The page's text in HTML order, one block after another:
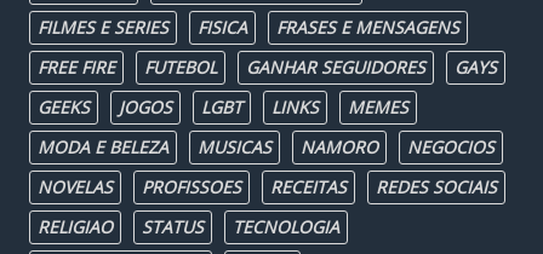
FILMES E SERIES
FISICA
FRASES E MENSAGENS
FREE FIRE
FUTEBOL GANHAR SEGUIDORES
GAYS
GEEKS
JOGOS LGBT LINKS
MEMES
MODA E BELEZA
MUSICAS NAMORO
NEGOCIOS
NOVELAS
PROFISSOES RECEITAS
REDES SOCIAIS
RELIGIAO
STATUS
TECNOLOGIA